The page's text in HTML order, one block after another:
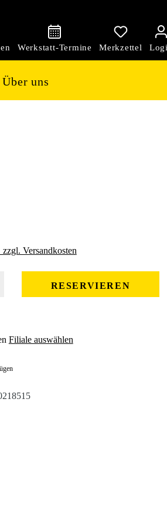
Über uns
Versandkosten
RESERVIEREN
Filiale auswählen